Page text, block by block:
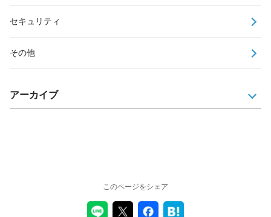
セキュリティ
その他
アーカイブ
このページをシェア